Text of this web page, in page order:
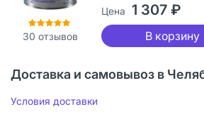
30 отзывов
Цена 1 307 ₽
В корзину
Доставка и самовывоз в
Условия доставки